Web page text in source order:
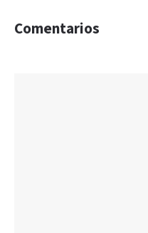
Comentarios